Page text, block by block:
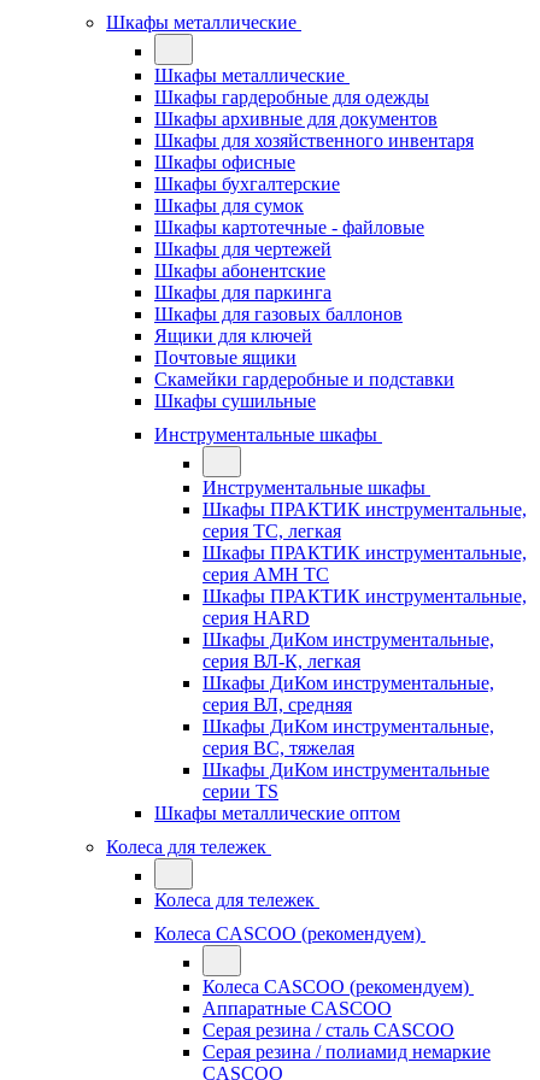
Шкафы металлические
Шкафы металлические
Шкафы гардеробные для одежды
Шкафы архивные для документов
Шкафы для хозяйственного инвентаря
Шкафы офисные
Шкафы бухгалтерские
Шкафы для сумок
Шкафы картотечные - файловые
Шкафы для чертежей
Шкафы абонентские
Шкафы для паркинга
Шкафы для газовых баллонов
Ящики для ключей
Почтовые ящики
Скамейки гардеробные и подставки
Шкафы сушильные
Инструментальные шкафы
Инструментальные шкафы
Шкафы ПРАКТИК инструментальные,
серия ТC, легкая
Шкафы ПРАКТИК инструментальные,
серия AMH TC
Шкафы ПРАКТИК инструментальные,
серия HARD
Шкафы ДиКом инструментальные,
cерия ВЛ-К, легкая
Шкафы ДиКом инструментальные,
серия ВЛ, средняя
Шкафы ДиКом инструментальные,
серия ВС, тяжелая
Шкафы ДиКом инструментальные
серии TS
Шкафы металлические оптом
Колеса для тележек
Колеса для тележек
Колеса CASCOO (рекомендуем)
Колеса CASCOO (рекомендуем)
Аппаратные CASCOO
Серая резина / сталь CASCOO
Серая резина / полиамид немаркие
CASCOO